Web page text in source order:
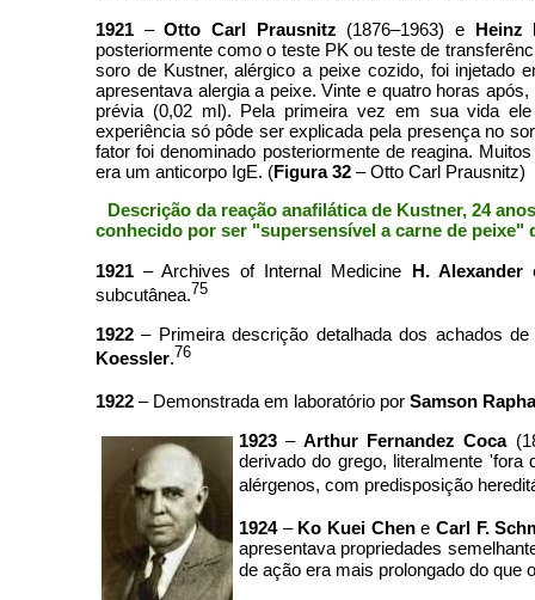
1921 –Otto Carl Prausnitz (1876–1963) e Heinz
posteriormente como o teste PK ou teste de
soro de Kustner, alérgico a peixe cozido, foi injetado
apresentava alergia a peixe. Vinte e quatro horas
prévia (0,02 ml). Pela primeira vez em sua vida
experiência só pôde ser explicada pela presença no
fator foi denominado posteriormente de reagina.
era um anticorpo IgE. (Figura 32 – Otto Carl Prausnitz)
Descrição da reação anafilática de Kustner, 24
conhecido por ser "supersensível a carne de peixe"
1921 – Archives of Internal Medicine H. Alexander
subcutânea. 75
1922– Primeira descrição detalhada dos achados
Koessler. 76
1922 – Demonstrada em laboratório por Samson
1923–Arthur Fernandez Coca
derivado do grego, literalmente
alérgenos, com predisposição
1924 – Ko Kuei Chene Carl F.
apresentava propriedades
de ação era mais prolongado do que